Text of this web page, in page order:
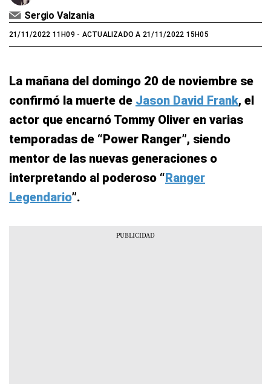
Sergio Valzania
21/11/2022 11H09 - ACTUALIZADO A 21/11/2022 15H05
La mañana del domingo 20 de noviembre se
confirmó la muerte de Jason David Frank, el
actor que encarnó Tommy Oliver en varias
temporadas de “Power Ranger”, siendo
mentor de las nuevas generaciones o
interpretando al poderoso “Ranger
Legendario”.